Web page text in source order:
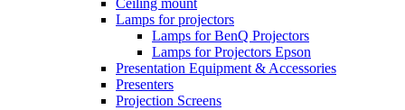
Ceiling mount
Lamps for projectors
Lamps for BenQ Projectors
Lamps for Projectors Epson
Presentation Equipment & Accessories
Presenters
Projection Screens